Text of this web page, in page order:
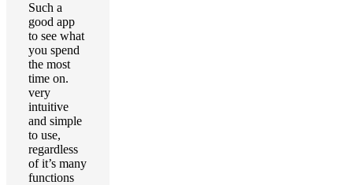
Such a
good app
to see what
you spend
the most
time on.
very
intuitive
and simple
to use,
regardless
of it’s many
functions